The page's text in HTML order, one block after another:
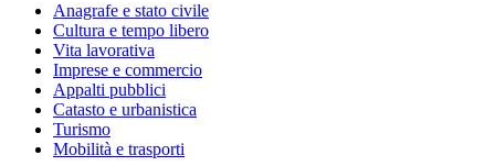
Anagrafe e stato civile
Cultura e tempo libero
Vita lavorativa
Imprese e commercio
Appalti pubblici
Catasto e urbanistica
Turismo
Mobilità e trasporti